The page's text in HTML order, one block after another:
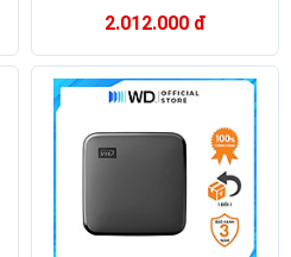
2.012.000 đ